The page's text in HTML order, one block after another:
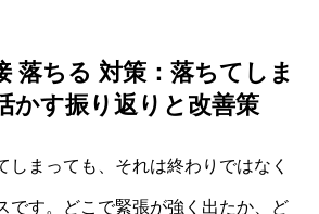
落ちる 対策：落ちてしま
かす振り返りと改善策
しまっても、それは終わりではなく
です。どこで緊張が強く出たか、ど